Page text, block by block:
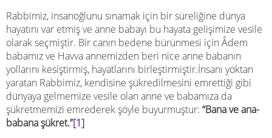
Rabbimiz, insanoğlunu sınamak için bir süreliğine dünya
hayatını var etmiş ve anne babayı bu hayata gelişimize vesile
olarak seçmiştir. Bir canın bedene bürünmesi için Âdem
babamız ve Havva annemizden beri nice anne babanın
yollarını kesiştirmiş, hayatlarını birleştirmiştir.İnsanı yoktan
yaratan Rabbimiz, kendisine şükredilmesini emrettiği gibi
dünyaya gelmemize vesile olan anne ve babamıza da
şükretmemizi emrederek şöyle buyurmuştur: “Bana ve ana-
babana şükret.”[1]